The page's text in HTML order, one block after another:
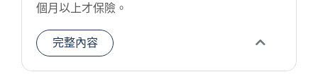
個月以上才保險。
完整內容